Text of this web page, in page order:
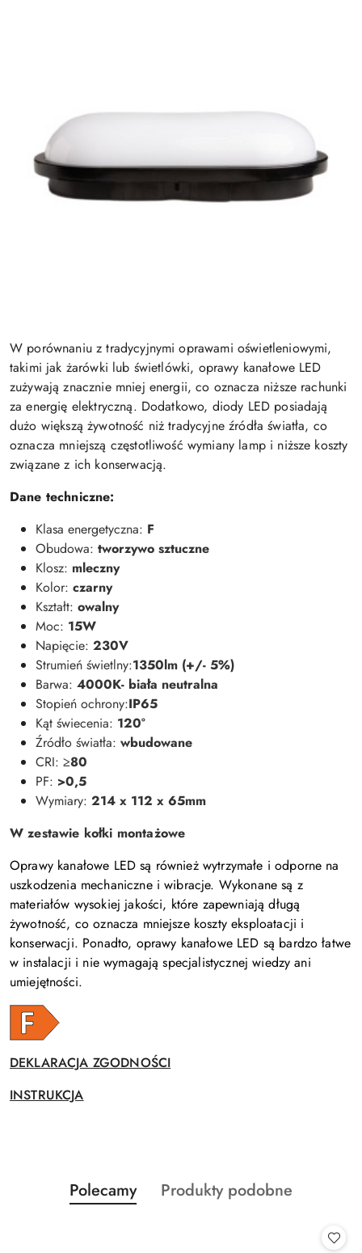
W porównaniu z tradycyjnymi oprawami oświetleniowymi,
takimi jak żarówki lub świetlówki, oprawy kanałowe LED
zużywają znacznie mniej energii, co oznacza niższe rachunki
za energię elektryczną. Dodatkowo, diody LED posiadają
dużo większą żywotność niż tradycyjne źródła światła, co
oznacza mniejszą częstotliwość wymiany lamp i niższe koszty
związane z ich konserwacją.
Dane techniczne:
Klasa energetyczna: F
Obudowa: tworzywo sztuczne
Klosz: mleczny
Kolor: czarny
Kształt: owalny
Moc: 15W
Napięcie: 230V
Strumień świetlny:1350lm (+/- 5%)
Barwa: 4000K- biała neutralna
Stopień ochrony:IP65
Kąt świecenia: 120°
Źródło światła: wbudowane
CRI: ≥80
PF: >0,5
Wymiary: 214 x 112 x 65mm
W zestawie kołki montażowe
Oprawy kanałowe LED są również wytrzymałe i odporne na
uszkodzenia mechaniczne i wibracje. Wykonane są z
materiałów wysokiej jakości, które zapewniają długą
żywotność, co oznacza mniejsze koszty eksploatacji i
konserwacji. Ponadto, oprawy kanałowe LED są bardzo łatwe
w instalacji i nie wymagają specjalistycznej wiedzy ani
umiejętności.
DEKLARACJA ZGODNOŚCI
INSTRUKCJA
Pomiń karuzelę produktów
Produkty
o
Polecamy
Produkty
Produkty podobne